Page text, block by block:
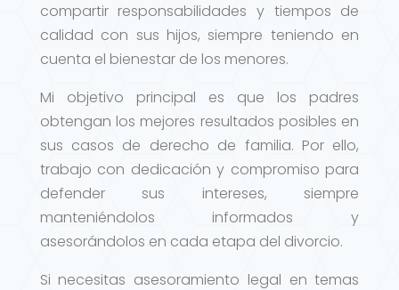
compartir responsabilidades y tiempos de
calidad con sus hijos, siempre teniendo en
cuenta el bienestar de los menores.
Mi objetivo principal es que los padres
obtengan los mejores resultados posibles en
sus casos de derecho de familia. Por ello,
trabajo con dedicación y compromiso para
defender sus intereses, siempre
manteniéndolos informados y
asesorándolos en cada etapa del divorcio.
Si necesitas asesoramiento legal en temas